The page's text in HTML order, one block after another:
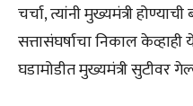
चर्चा, त्यांनी मुख्यमंत्री
सत्तासंघर्षाचा निकाल केव्हाही
घडामोडीत मुख्यमंत्री